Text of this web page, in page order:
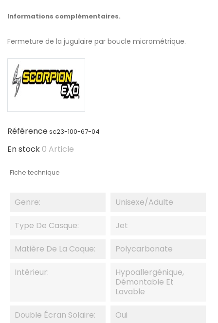
Informations complémentaires.
Fermeture de la jugulaire par boucle micrométrique.
Référencesc23-100-67-04
En stock0 Article
Fiche technique
Genre: Unisexe/adulte
Type De Casque: Jet
Matière De La Coque: Polycarbonate
Intérieur:
Hypoallergénique,
Démontable Et
Lavable
Double Écran Solaire: Oui